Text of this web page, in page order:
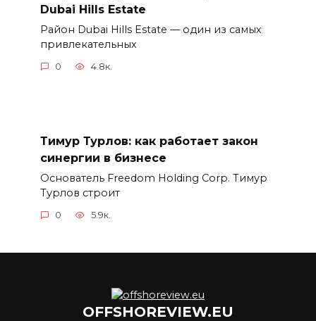
Dubai Hills Estate
Район Dubai Hills Estate — один из самых
привлекательных
0 4.8к.
Тимур Турлов: как работает закон
синергии в бизнесе
Основатель Freedom Holding Corp. Тимур
Турлов строит
0 5.9к.
OFFSHOREVIEW.EU